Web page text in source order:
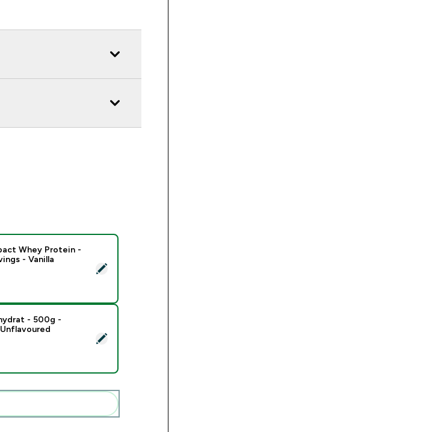
Impact Whey Protein - 900G - 30servings - Vanilla
Whey Protein -
- Vanilla
Monohydrat - 500g - 147servings - Unflavoured
- 500g -